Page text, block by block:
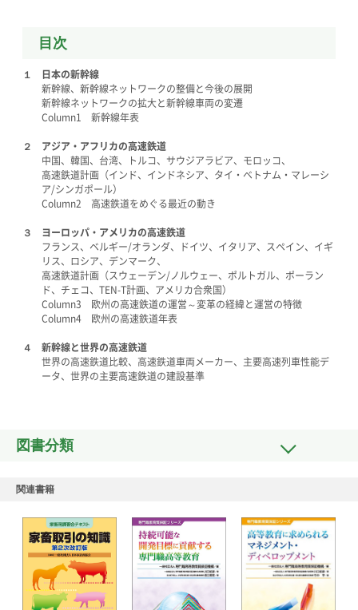
目次
１ 日本の新幹線
新幹線、新幹線ネットワークの整備と今後の展開
新幹線ネットワークの拡大と新幹線車両の変遷
Column1 新幹線年表
２ アジア・アフリカの高速鉄道
中国、韓国、台湾、トルコ、サウジアラビア、モロッコ、
高速鉄道計画（インド、インドネシア、タイ・ベトナム・マレーシ
ア/シンガポール）
Column2 高速鉄道をめぐる最近の動き
３ ヨーロッパ・アメリカの高速鉄道
フランス、ベルギー/オランダ、ドイツ、イタリア、スペイン、イギ
リス、ロシア、デンマーク、
高速鉄道計画（スウェーデン/ノルウェー、ポルトガル、ポーラン
ド、チェコ、TEN-T計画、アメリカ合衆国）
Column3 欧州の高速鉄道の運営～変革の経緯と運営の特徴
Column4 欧州の高速鉄道年表
４ 新幹線と世界の高速鉄道
世界の高速鉄道比較、高速鉄道車両メーカー、主要高速列車性能デ
ータ、世界の主要高速鉄道の建設基準
図書分類
関連書籍